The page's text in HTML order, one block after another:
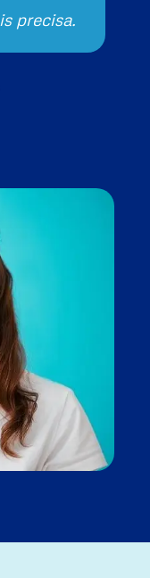
precisa.